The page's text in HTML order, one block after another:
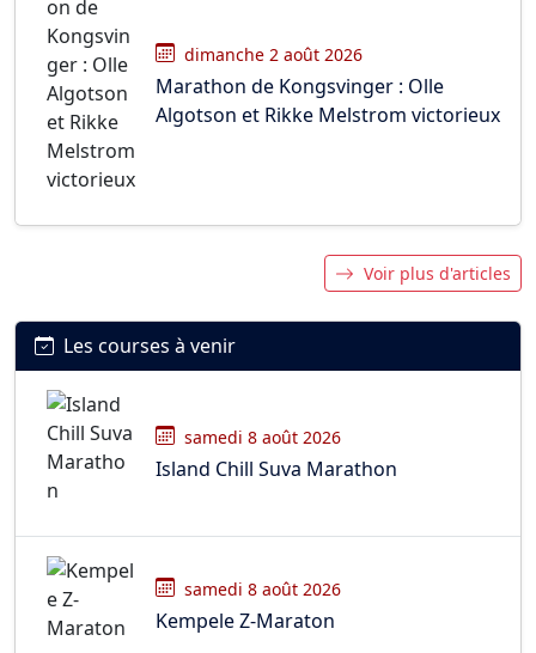
dimanche 2 août 2026
Marathon de Kongsvinger : Olle
Algotson et Rikke Melstrom victorieux
Voir plus d'articles
Les courses à venir
samedi 8 août 2026
Island Chill Suva Marathon
samedi 8 août 2026
Kempele Z-Maraton